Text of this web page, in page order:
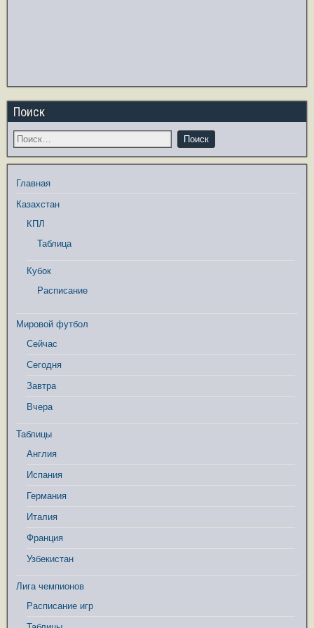
Поиск
Главная
Казахстан
КПЛ
Таблица
Кубок
Расписание
Мировой футбол
Сейчас
Сегодня
Завтра
Вчера
Таблицы
Англия
Испания
Германия
Италия
Франция
Узбекистан
Лига чемпионов
Расписание игр